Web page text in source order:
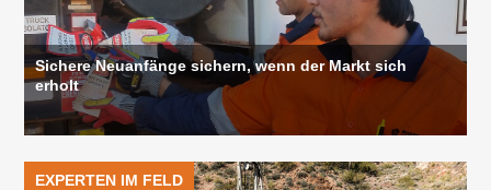
Sichere Neuanfänge sichern, wenn der Markt sich
erholt
EXPERTEN IM FELD